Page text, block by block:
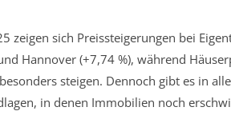
zeigen sich Preissteigerungen bei
Hannover (+7,74 %), während
steigen. Dennoch gibt es in
in denen Immobilien noch